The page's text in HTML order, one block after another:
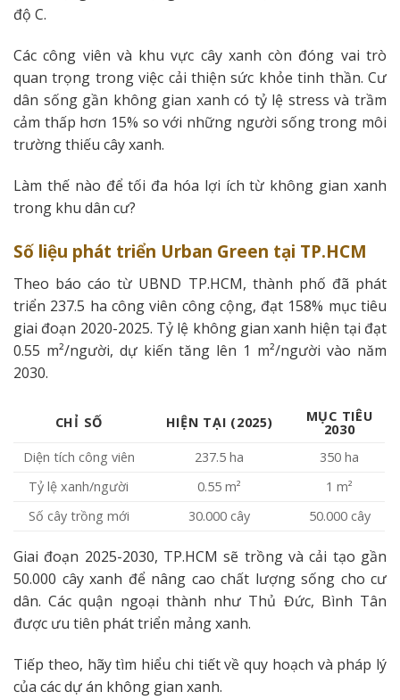
độ C.
Các công viên và khu vực cây xanh còn đóng vai trò
quan trọng trong việc cải thiện sức khỏe tinh thần. Cư
dân sống gần không gian xanh có tỷ lệ stress và trầm
cảm thấp hơn 15% so với những người sống trong môi
trường thiếu cây xanh.
Làm thế nào để tối đa hóa lợi ích từ không gian xanh
trong khu dân cư?
Số liệu phát triển Urban Green tại TP.HCM
Theo báo cáo từ UBND TP.HCM, thành phố đã phát
triển 237.5 ha công viên công cộng, đạt 158% mục tiêu
giai đoạn 2020-2025. Tỷ lệ không gian xanh hiện tại đạt
0.55 m²/người, dự kiến tăng lên 1 m²/người vào năm
2030.
CHỈ SỐ HIỆN TẠI (2025) MỤC TIÊU
2030
Diện tích công viên
237.5 ha
350 ha
Tỷ lệ xanh/người
0.55 m²
1 m²
Số cây trồng mới
30.000 cây 50.000 cây
Giai đoạn 2025-2030, TP.HCM sẽ trồng và cải tạo gần
50.000 cây xanh để nâng cao chất lượng sống cho cư
dân. Các quận ngoại thành như Thủ Đức, Bình Tân
được ưu tiên phát triển mảng xanh.
Tiếp theo, hãy tìm hiểu chi tiết về quy hoạch và pháp lý
của các dự án không gian xanh.